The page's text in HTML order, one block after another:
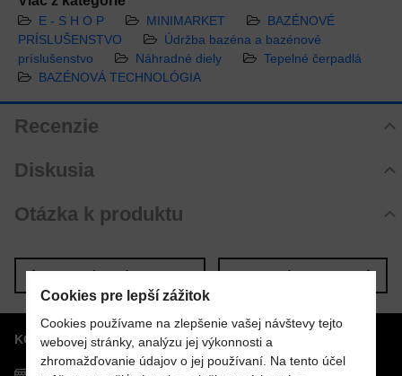
E - S H O P MINIMARKET
BAZÉNOVÉ
PRÍSLUŠENSTVO
Údržba bazéna a bazénové
príslušenstvo
Náhradné diely
Tepelné čerpadlá
BAZÉNOVÁ TECHNOLÓGIA
Recenzie
Zatiaľ bez hodnotenia. Buďte prvý!
Pridať recenziu
Diskusia
Zatiaľ nie sú žiadne komentáre! Buďte prvý!
Nový komentár
Otázka k produktu
MENO
VÁŠ E-MAIL
Predchádzajúci produkt Nasledujúci produkt
KONTAKTY
Cookies pre lepší zážitok
Cookies používame na zlepšenie vašej návštevy tejto
webovej stránky, analýzu jej výkonnosti a
zhromažďovanie údajov o jej používaní. Na tento účel